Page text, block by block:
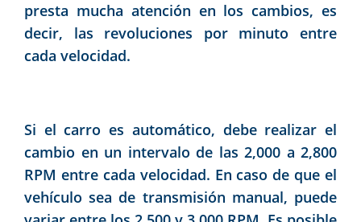
presta mucha atención en los cambios, es
decir, las revoluciones por minuto entre
cada velocidad.
Si el carro es automático, debe realizar el
cambio en un intervalo de las 2,000 a 2,800
RPM entre cada velocidad. En caso de que el
vehículo sea de transmisión manual, puede